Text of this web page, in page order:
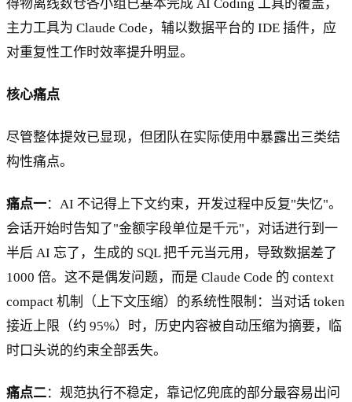
得物离线数仓各小组已基本完成 AI Coding 工具的覆盖，
主力工具为 Claude Code，辅以数据平台的 IDE 插件，应
对重复性工作时效率提升明显。
核心痛点
尽管整体提效已显现，但团队在实际使用中暴露出三类结
构性痛点。
痛点一：AI 不记得上下文约束，开发过程中反复"失忆"。
会话开始时告知了"金额字段单位是千元"，对话进行到一
半后 AI 忘了，生成的 SQL 把千元当元用，导致数据差了
1000 倍。这不是偶发问题，而是 Claude Code 的 context
compact 机制（上下文压缩）的系统性限制：当对话 token
接近上限（约 95%）时，历史内容被自动压缩为摘要，临
时口头说的约束全部丢失。
痛点二：规范执行不稳定，靠记忆兜底的部分最容易出问